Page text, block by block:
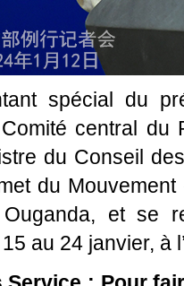
spécial du
central du
du Conseil
du
et se
au 24 janvier, à